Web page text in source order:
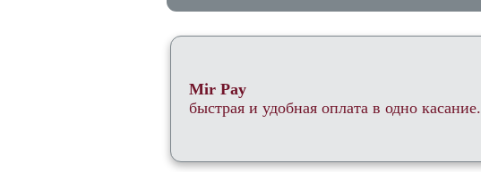
Mir Pay
быстрая и удобная оплата в одно касание.